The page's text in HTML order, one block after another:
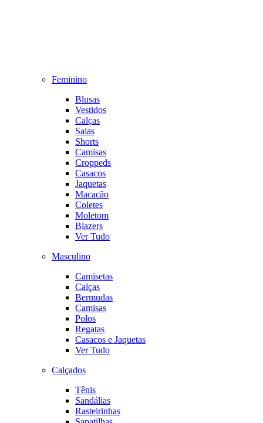
Feminino
Blusas
Vestidos
Calças
Saias
Shorts
Camisas
Croppeds
Casacos
Jaquetas
Macacão
Coletes
Moletom
Blazers
Ver Tudo
Masculino
Camisetas
Calças
Bermudas
Camisas
Polos
Regatas
Casacos e Jaquetas
Ver Tudo
Calçados
Tênis
Sandálias
Rasteirinhas